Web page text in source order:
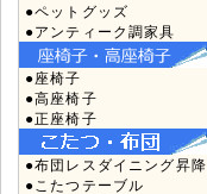
●ペットグッズ
●アンティーク調家具
●座椅子
●高座椅子
●正座椅子
●布団レスダイニング昇降
●こたつテーブル